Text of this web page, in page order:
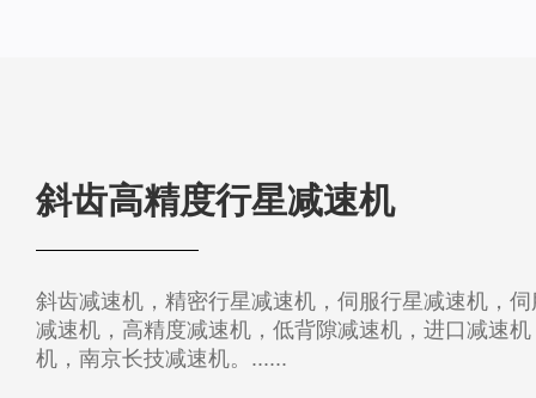
斜齿高精度行星减速机
斜齿减速机，精密行星减速机，伺服行星减速机，
减速机，高精度减速机，低背隙减速机，进口减速
机，南京长技减速机。......